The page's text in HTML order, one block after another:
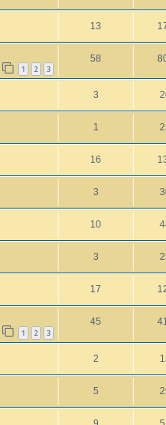
13
1 2 3
58
3
1
16
3
10
3
17
1 2 3
45
2
5